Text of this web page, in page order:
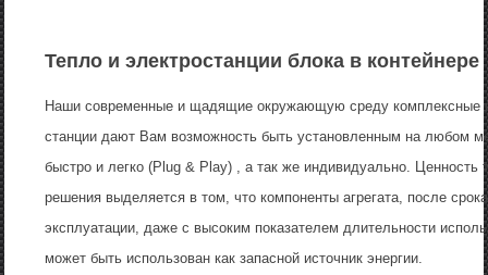
Тепло и электростанции блока в контейнере
Наши современные и щадящие окружающую среду комплексные
станции дают Вам возможность быть установленным на любом
быстро и легко (Plug & Play) , а так же индивидуально. Ценность
решения выделяется в том, что компоненты агрегата, после
эксплуатации, даже с высоким показателем длительности
может быть использован как запасной источник энергии.